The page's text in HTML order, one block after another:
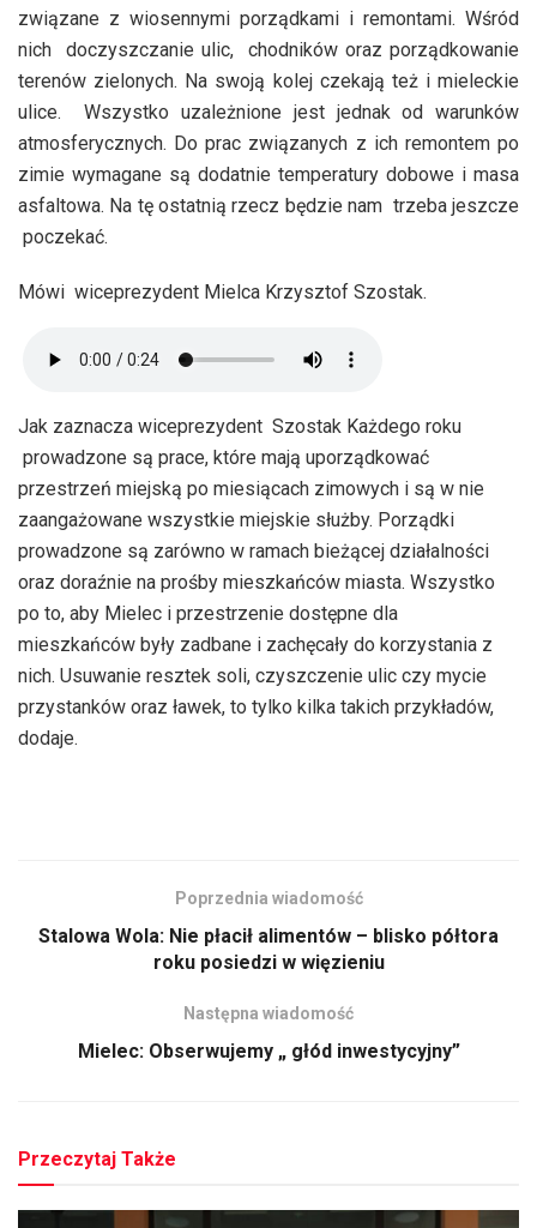
związane z wiosennymi porządkami i remontami. Wśród
nich doczyszczanie ulic, chodników oraz porządkowanie
terenów zielonych. Na swoją kolej czekają też i mieleckie
ulice. Wszystko uzależnione jest jednak od warunków
atmosferycznych. Do prac związanych z ich remontem po
zimie wymagane są dodatnie temperatury dobowe i masa
asfaltowa. Na tę ostatnią rzecz będzie nam trzeba jeszcze
poczekać.
Mówi wiceprezydent Mielca Krzysztof Szostak.
Jak zaznacza wiceprezydent Szostak Każdego roku
prowadzone są prace, które mają uporządkować
przestrzeń miejską po miesiącach zimowych i są w nie
zaangażowane wszystkie miejskie służby. Porządki
prowadzone są zarówno w ramach bieżącej działalności
oraz doraźnie na prośby mieszkańców miasta. Wszystko
po to, aby Mielec i przestrzenie dostępne dla
mieszkańców były zadbane i zachęcały do korzystania z
nich. Usuwanie resztek soli, czyszczenie ulic czy mycie
przystanków oraz ławek, to tylko kilka takich przykładów,
dodaje.
Poprzednia wiadomość
Stalowa Wola: Nie płacił alimentów – blisko półtora
roku posiedzi w więzieniu
Następna wiadomość
Mielec: Obserwujemy „ głód inwestycyjny”
Przeczytaj Także